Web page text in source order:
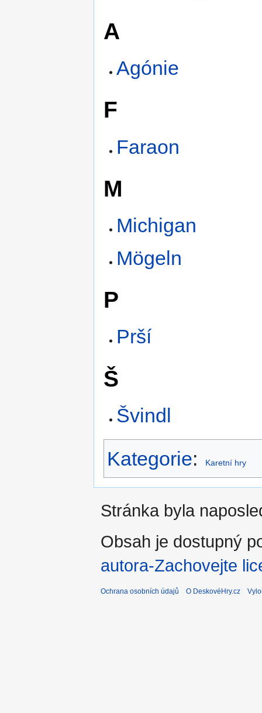
A
Agónie
F
Faraon
M
Michigan
Mögeln
P
Prší
Š
Švindl
Kategorie: Karetní hry
Stránka byla
Obsah je dostupný
autora-Zachovejte
Ochrana osobních údajů O DeskovéHry.cz